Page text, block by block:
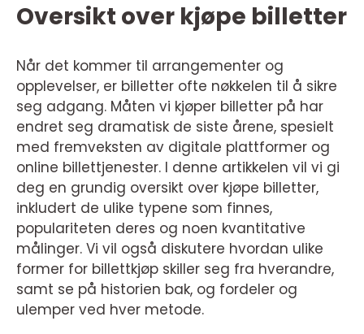
Oversikt over kjøpe billetter
Når det kommer til arrangementer og
opplevelser, er billetter ofte nøkkelen til å sikre
seg adgang. Måten vi kjøper billetter på har
endret seg dramatisk de siste årene, spesielt
med fremveksten av digitale plattformer og
online billettjenester. I denne artikkelen vil vi gi
deg en grundig oversikt over kjøpe billetter,
inkludert de ulike typene som finnes,
populariteten deres og noen kvantitative
målinger. Vi vil også diskutere hvordan ulike
former for billettkjøp skiller seg fra hverandre,
samt se på historien bak, og fordeler og
ulemper ved hver metode.